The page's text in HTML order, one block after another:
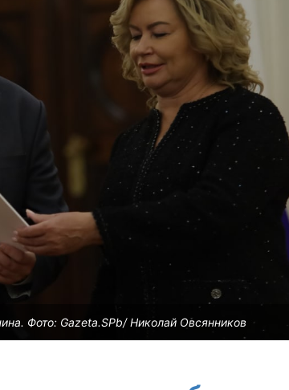
Фото: Gazeta.SPb/ Николай Овсянников